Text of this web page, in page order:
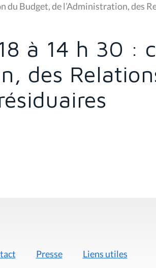
du Budget, de l’Administration, des
à 14 h 30 :
des
Presse Liens utiles